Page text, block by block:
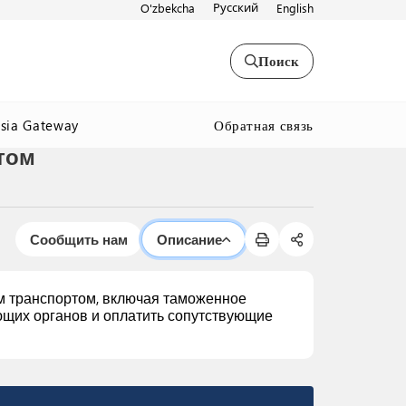
O'zbekcha Русский English
Поиск
Gateway Обратная связь
Сообщить нам Описание
включая таможенное
органов и оплатить сопутствующие